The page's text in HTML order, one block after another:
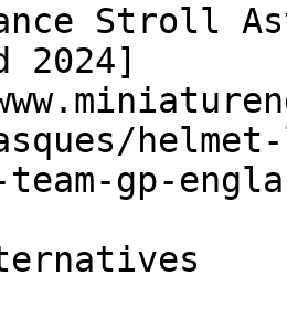
Stroll
2024]
gp-